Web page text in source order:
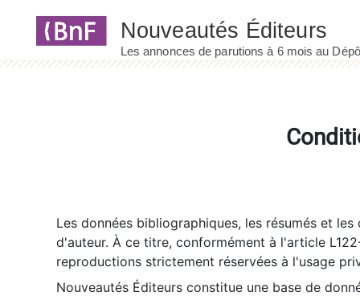
Les données bibliographiques, les résumés et
d'auteur. À ce titre, conformément à l'article
reproductions strictement réservées à l'usage
Nouveautés Éditeurs constitue une base de